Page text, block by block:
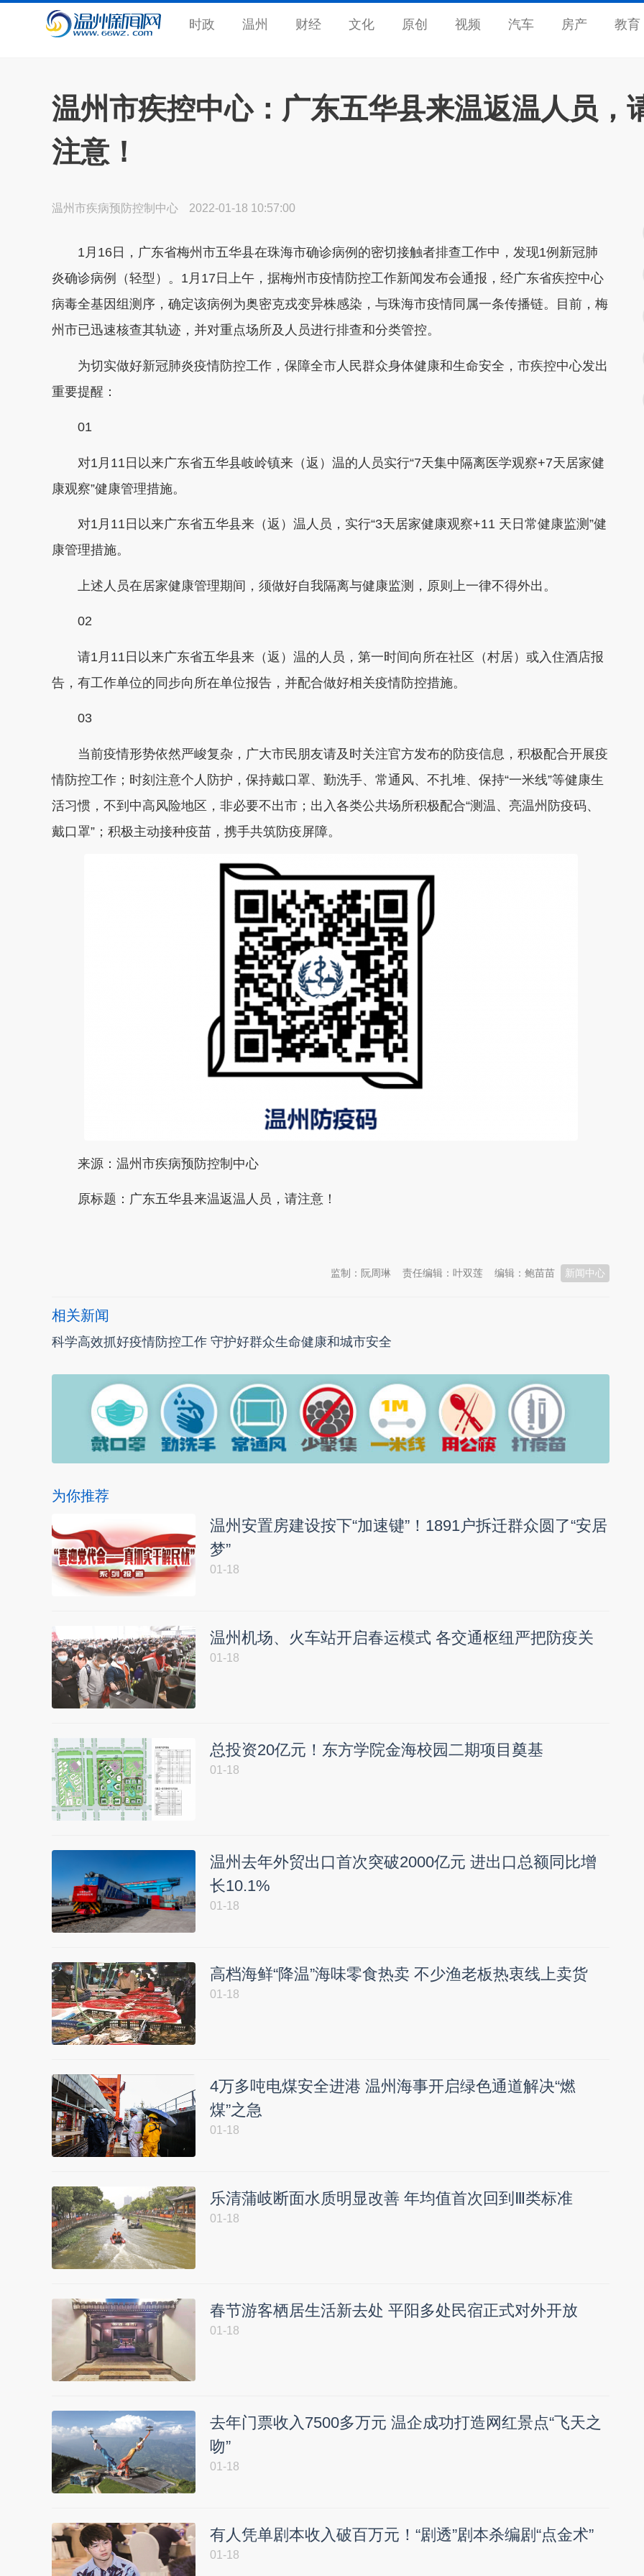
时政 温州 财经 文化 原创 视频 汽车 房产 教育
温州市疾控中心：广东五华县来温返温人员，
注意！
温州市疾病预防控制中心 2022-01-18 10:57:00
1月16日，广东省梅州市五华县在珠海市确诊病例的密切接触者排查工作中，发现1例新冠肺
炎确诊病例（轻型）。1月17日上午，据梅州市疫情防控工作新闻发布会通报，经广东省疾控中心
病毒全基因组测序，确定该病例为奥密克戎变异株感染，与珠海市疫情同属一条传播链。目前，梅
州市已迅速核查其轨迹，并对重点场所及人员进行排查和分类管控。
为切实做好新冠肺炎疫情防控工作，保障全市人民群众身体健康和生命安全，市疾控中心发出
重要提醒：
01
对1月11日以来广东省五华县岐岭镇来（返）温的人员实行“7天集中隔离医学观察+7天居家健
康观察”健康管理措施。
对1月11日以来广东省五华县来（返）温人员，实行“3天居家健康观察+11 天日常健康监测”健
康管理措施。
上述人员在居家健康管理期间，须做好自我隔离与健康监测，原则上一律不得外出。
02
请1月11日以来广东省五华县来（返）温的人员，第一时间向所在社区（村居）或入住酒店报
告，有工作单位的同步向所在单位报告，并配合做好相关疫情防控措施。
03
当前疫情形势依然严峻复杂，广大市民朋友请及时关注官方发布的防疫信息，积极配合开展疫
情防控工作；时刻注意个人防护，保持戴口罩、勤洗手、常通风、不扎堆、保持“一米线”等健康生
活习惯，不到中高风险地区，非必要不出市；出入各类公共场所积极配合“测温、亮温州防疫码、
戴口罩”；积极主动接种疫苗，携手共筑防疫屏障。
来源：温州市疾病预防控制中心
原标题：广东五华县来温返温人员，请注意！
新闻中心
编辑：鲍苗苗
责任编辑：叶双莲
监制：阮周琳
相关新闻
科学高效抓好疫情防控工作 守护好群众生命健康和城市安全
为你推荐
温州安置房建设按下“加速键”！1891户拆迁群众圆了“安居
梦”
01-18
温州机场、火车站开启春运模式 各交通枢纽严把防疫关
01-18
总投资20亿元！东方学院金海校园二期项目奠基
01-18
温州去年外贸出口首次突破2000亿元 进出口总额同比增
长10.1%
01-18
高档海鲜“降温”海味零食热卖 不少渔老板热衷线上卖货
01-18
4万多吨电煤安全进港 温州海事开启绿色通道解决“燃
煤”之急
01-18
乐清蒲岐断面水质明显改善 年均值首次回到Ⅲ类标准
01-18
春节游客栖居生活新去处 平阳多处民宿正式对外开放
01-18
去年门票收入7500多万元 温企成功打造网红景点“飞天之
吻”
01-18
有人凭单剧本收入破百万元！“剧透”剧本杀编剧“点金术”
01-18